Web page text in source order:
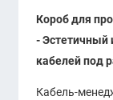
Короб для
-Эстетичный
кабелей под
Кабель-